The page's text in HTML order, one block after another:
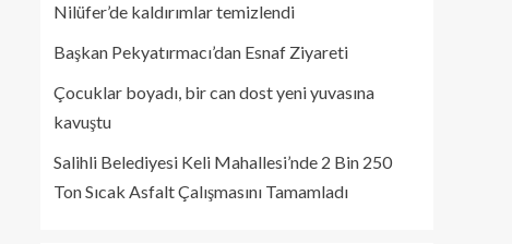
Nilüfer’de kaldırımlar temizlendi
Başkan Pekyatırmacı’dan Esnaf Ziyareti
Çocuklar boyadı, bir can dost yeni yuvasına
kavuştu
Salihli Belediyesi Keli Mahallesi’nde 2 Bin 250
Ton Sıcak Asfalt Çalışmasını Tamamladı